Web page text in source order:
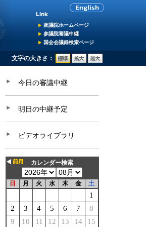
衆議院ホームページ
参議院審議中継
国会会議録検索ページ
文字の大きさ：
今日の審議中継
明日の中継予定
ビデオライブラリ
カレンダー検索
日 月 火 水 木 金 土
1
2
3 4 5 6 7
8
9
10 11 12 13 14
15